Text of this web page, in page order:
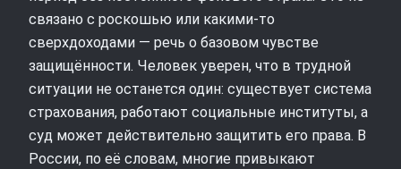
связано с роскошью или какими‑то
сверхдоходами — речь о базовом чувстве
защищённости. Человек уверен, что в трудной
ситуации не останется один: существует система
страхования, работают социальные институты, а
суд может действительно защитить его права. В
России, по её словам, многие привыкают